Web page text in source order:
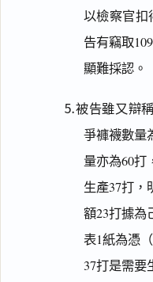
以檢察官扣
告有竊取
顯難採認。
⒌被告雖又辯
爭褲襪數量
量亦為60打
生產37打，
額23打據為
表1紙為憑
37打是需要